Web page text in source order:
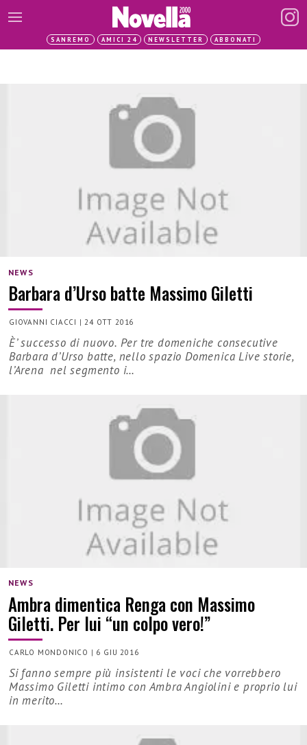
SANREMO AMICI 24 NEWSLETTER ABBONATI
NEWS
Barbara d’Urso batte Massimo Giletti
GIOVANNI CIACCI |24 OTT 2016
È’ successo di nuovo. Per tre domeniche consecutive
Barbara d’Urso batte, nello spazio Domenica Live storie,
l’Arena nel segmento i…
NEWS
Ambra dimentica Renga con Massimo
Giletti. Per lui “un colpo vero!”
CARLO MONDONICO | 6 GIU 2016
Si fanno sempre più insistenti le voci che vorrebbero
Massimo Giletti intimo con Ambra Angiolini e proprio lui
in merito…